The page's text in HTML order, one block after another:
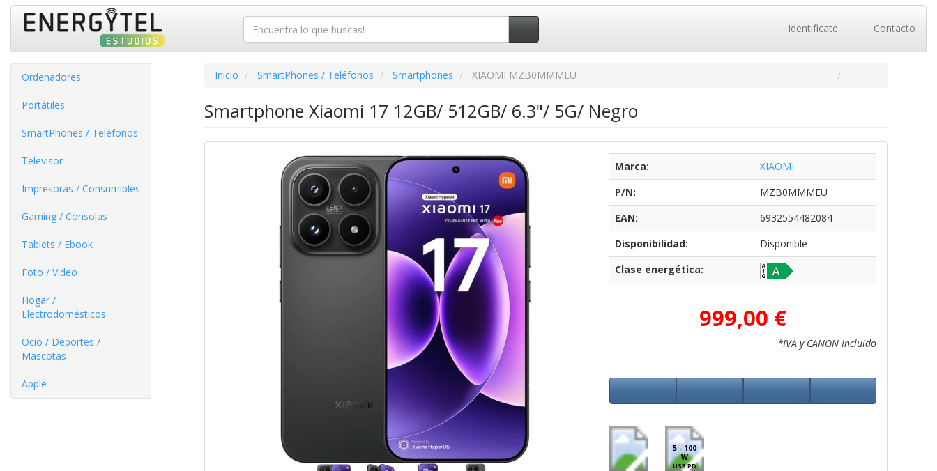
Identifícate Contacto
Ordenadores
Portátiles
SmartPhones / Teléfonos
Televisor
Impresoras / Consumibles
Gaming / Consolas
Tablets / Ebook
Foto / Video
Hogar /
Electrodomésticos
Ocio / Deportes /
Mascotas
Apple
Inicio SmartPhones / Teléfonos Smartphones XIAOMI MZB0MMMEU
Smartphone Xiaomi 17 12GB/ 512GB/ 6.3"/ 5G/ Negro
Marca:
XIAOMI
P/N:
MZB0MMMEU
EAN:
6932554482084
Disponibilidad:
Disponible
Clase energética:
999,00 €
*IVA y CANON Incluido
5 - 100
W
USB PD